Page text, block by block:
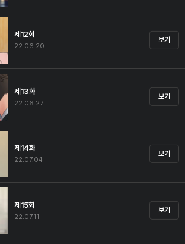
제12화
22.06.20
보기
제13화
22.06.27
보기
제14화
22.07.04
보기
제15화
22.07.11
보기